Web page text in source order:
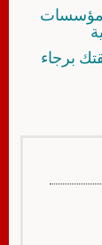
ومؤسسات
برجاء